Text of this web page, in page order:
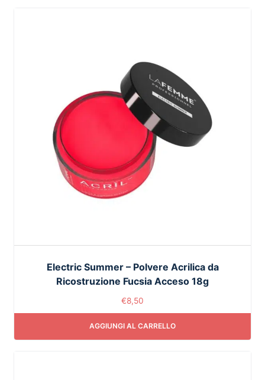
Electric Summer – Polvere Acrilica da
Ricostruzione Fucsia Acceso 18g
€8,50
AGGIUNGI AL CARRELLO